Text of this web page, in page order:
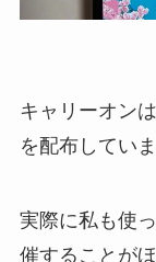
キャリーオン
を配布していま
実際に私も使
催することが